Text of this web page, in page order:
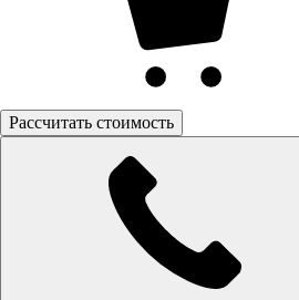
Рассчитать стоимость